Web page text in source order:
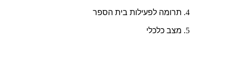
תרומה לפעילות בית הספר
מצב כלכלי